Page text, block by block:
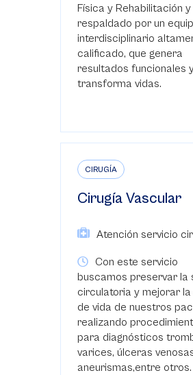
Física y Rehabilitación y
respaldado por un
interdisciplinario
calificado, que genera
resultados funcionales
transforma vidas.
CIRUGÍA
Cirugía Vascular
Atención servicio
Con este servicio
buscamos preservar la
circulatoria y mejorar la
de vida de nuestros
realizando
para diagnósticos
varices, úlceras
aneurismas,entre otros.